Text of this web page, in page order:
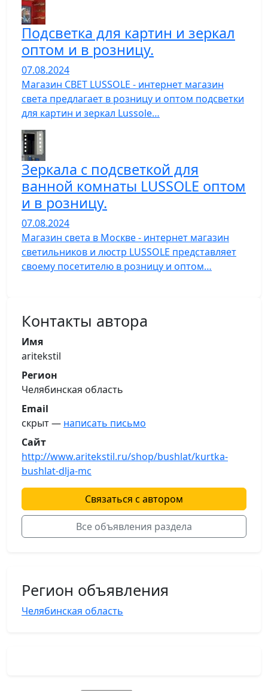
Подсветка для картин и зеркал
оптом и в розницу.
07.08.2024
Магазин СВЕТ LUSSOLE - интернет магазин
света предлагает в розницу и оптом подсветки
для картин и зеркал Lussole…
Зеркала с подсветкой для
ванной комнаты LUSSOLE оптом
и в розницу.
07.08.2024
Магазин света в Москве - интернет магазин
светильников и люстр LUSSOLE представляет
своему посетителю в розницу и оптом…
Контакты автора
Имя
aritekstil
Регион
Челябинская область
Email
скрыт — написать письмо
Сайт
http://www.aritekstil.ru/shop/bushlat/kurtka-
bushlat-dlja-mc
Связаться с автором
Все объявления раздела
Регион объявления
Челябинская область